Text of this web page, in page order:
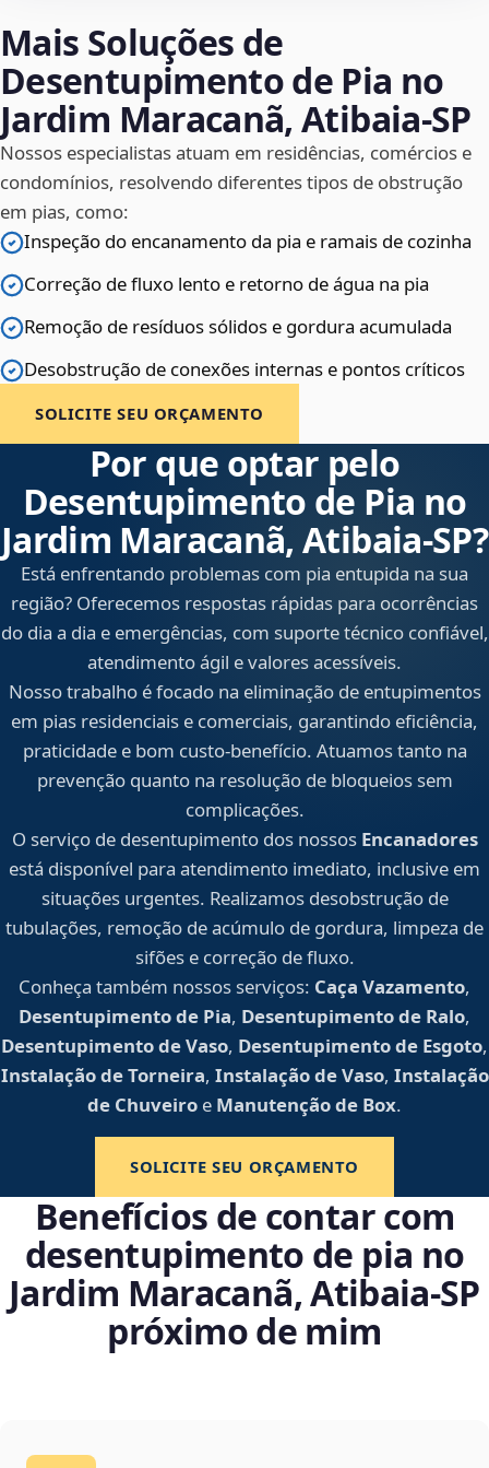
Mais Soluções de
Desentupimento de Pia no
Jardim Maracanã, Atibaia‑SP
Nossos especialistas atuam em residências, comércios e
condomínios, resolvendo diferentes tipos de obstrução
em pias, como:
Inspeção do encanamento da pia e ramais de cozinha
Correção de fluxo lento e retorno de água na pia
Remoção de resíduos sólidos e gordura acumulada
Desobstrução de conexões internas e pontos críticos
SOLICITE SEU ORÇAMENTO
Por que optar pelo
Desentupimento de Pia no
Jardim Maracanã, Atibaia‑SP?
Está enfrentando problemas com pia entupida na sua
região? Oferecemos respostas rápidas para ocorrências
do dia a dia e emergências, com suporte técnico confiável,
atendimento ágil e valores acessíveis.
Nosso trabalho é focado na eliminação de entupimentos
em pias residenciais e comerciais, garantindo eficiência,
praticidade e bom custo-benefício. Atuamos tanto na
prevenção quanto na resolução de bloqueios sem
complicações.
O serviço de desentupimento dos nossos Encanadores
está disponível para atendimento imediato, inclusive em
situações urgentes. Realizamos desobstrução de
tubulações, remoção de acúmulo de gordura, limpeza de
sifões e correção de fluxo.
Conheça também nossos serviços: Caça Vazamento,
Desentupimento de Pia, Desentupimento de Ralo,
Desentupimento de Vaso, Desentupimento de Esgoto,
Instalação de Torneira, Instalação de Vaso, Instalação
de Chuveiro e Manutenção de Box.
SOLICITE SEU ORÇAMENTO
Benefícios de contar com
desentupimento de pia no
Jardim Maracanã, Atibaia‑SP
próximo de mim